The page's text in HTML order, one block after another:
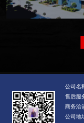
公司名
售后服
商务洽
公司地